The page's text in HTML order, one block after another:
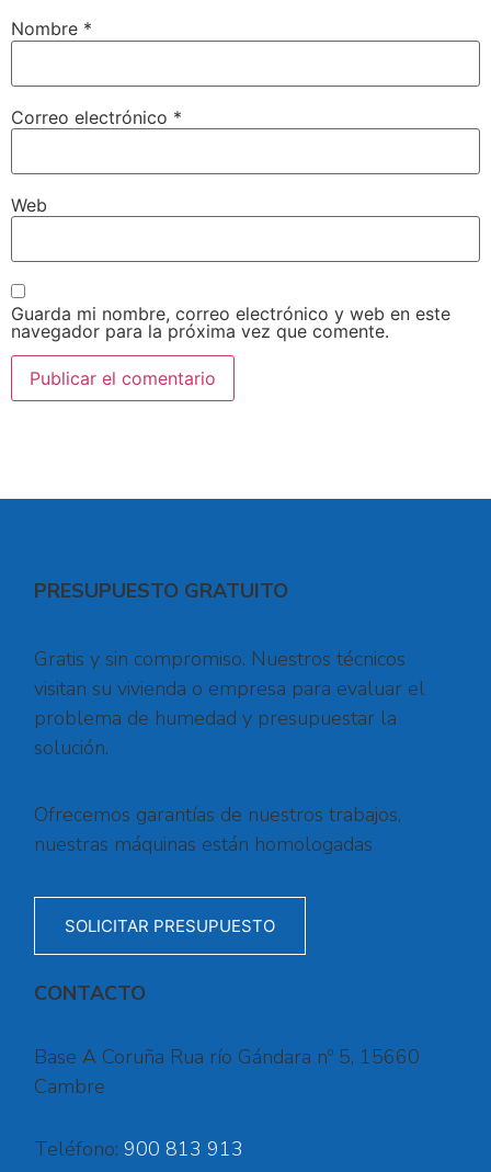
Nombre *
Correo electrónico *
Web
Guarda mi nombre, correo electrónico y web en este
navegador para la próxima vez que comente.
PRESUPUESTO GRATUITO
Gratis y sin compromiso. Nuestros técnicos
visitan su vivienda o empresa para evaluar el
problema de humedad y presupuestar la
solución.
Ofrecemos garantías de nuestros trabajos,
nuestras máquinas están homologadas
SOLICITAR PRESUPUESTO
CONTACTO
Base A Coruña Rua río Gándara nº 5, 15660
Cambre
Teléfono: 900 813 913